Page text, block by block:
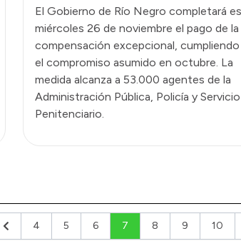
El Gobierno de Río Negro completará
miércoles 26 de noviembre el pago de la
compensación excepcional,
el compromiso asumido en octubre. La
medida alcanza a 53.000 agentes de la
Administración Pública, Policía y Servicio
Penitenciario.
Anterior4 5 6 7 8 9 10